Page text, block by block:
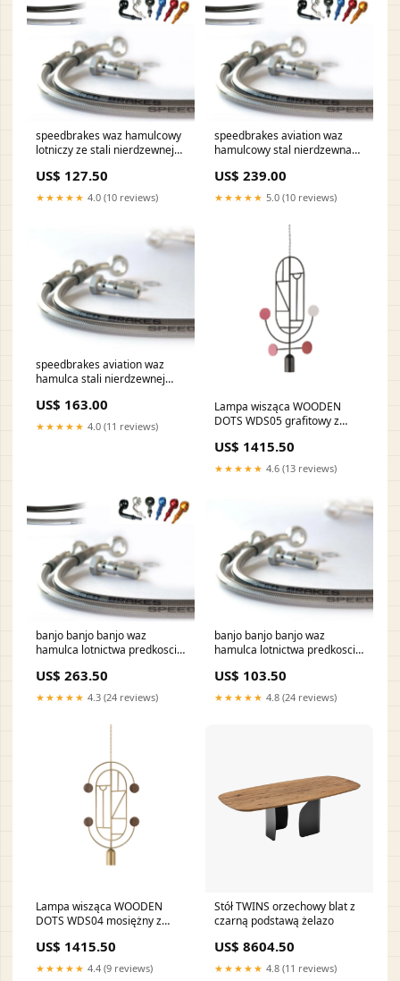
speedbrakes waz hamulcowy
lotniczy ze stali nierdzewnej
250-sx-250-2003-esi2542187
US$ 127.50
★★★★★ 4.0 (10 reviews)
speedbrakes aviation waz
hamulcowy stal nierdzewna
harley-davidson-flst-1450-
heritage-softail-1450-2005-
US$ 239.00
★★★★★ 5.0 (10 reviews)
speedbrakes aviation waz
hamulca stali nierdzewnej
atlantis-50-o2-redbullet-50-
2003-esi3952284
US$ 163.00
★★★★★ 4.0 (11 reviews)
Lampa wisząca WOODEN
DOTS WDS05 grafitowy z
US$ 1415.50
★★★★★ 4.6 (13 reviews)
banjo banjo banjo waz
hamulca lotnictwa predkosci
950-2018-esi1819740
US$ 263.50
★★★★★ 4.3 (24 reviews)
banjo banjo banjo waz
hamulca lotnictwa predkosci
2002-esi5445329
US$ 103.50
★★★★★ 4.8 (24 reviews)
Lampa wisząca WOODEN
DOTS WDS04 mosiężny z
geometryczny wzór
US$ 1415.50
★★★★★ 4.4 (9 reviews)
Stół TWINS orzechowy blat z
czarną podstawą żelazo
US$ 8604.50
★★★★★ 4.8 (11 reviews)